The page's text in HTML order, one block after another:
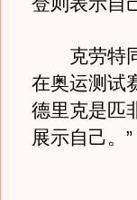
克劳特同
在奥运测试
德里克是匹
展示自己。